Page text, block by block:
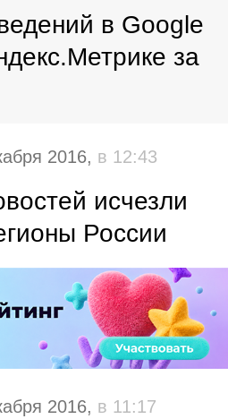
в Google
за
2016, в 12:43
исчезли
России
2016, в 11:17